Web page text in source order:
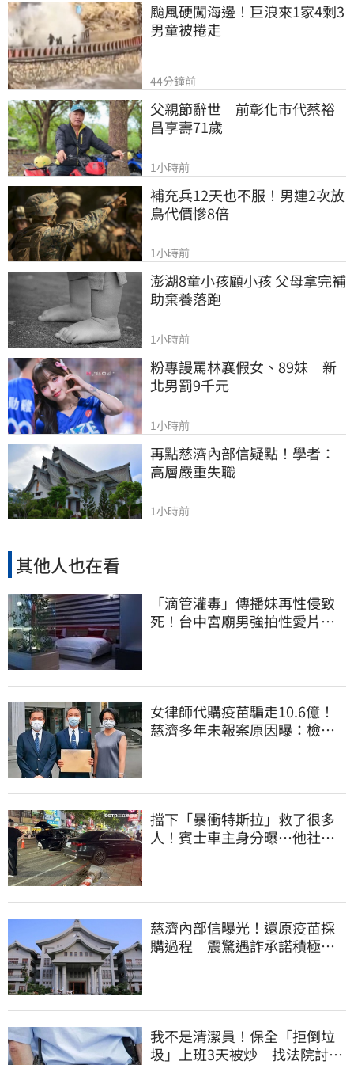
颱風硬闖海邊！巨浪來1家4剩3
男童被捲走
44分鐘前
父親節辭世　前彰化市代蔡裕
昌享壽71歲
1小時前
補充兵12天也不服！男連2次放
鳥代價慘8倍
1小時前
澎湖8童小孩顧小孩 父母拿完補
助棄養落跑
1小時前
粉專謾罵林襄假女、89妹　新
北男罰9千元
1小時前
再點慈濟內部信疑點！學者：
高層嚴重失職
1小時前
其他人也在看
「滴管灌毒」傳播妹再性侵致
死！台中宮廟男強拍性愛片
女律師代購疫苗騙走10.6億！
慈濟多年未報案原因曝：檢警
擋下「暴衝特斯拉」救了很多
人！賓士車主身分曝…他社群
慈濟內部信曝光！還原疫苗採
購過程 震驚遇詐承諾積極追
我不是清潔員！保全「拒倒垃
圾」上班3天被炒 找法院討公